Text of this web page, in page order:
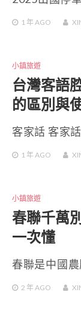
1 年 AGO
小鎮旅遊
台灣客語
的區別與
客家話 客家
1 年 AGO
小鎮旅遊
春聯千萬
一次懂
春聯是中國
2 年 AGO